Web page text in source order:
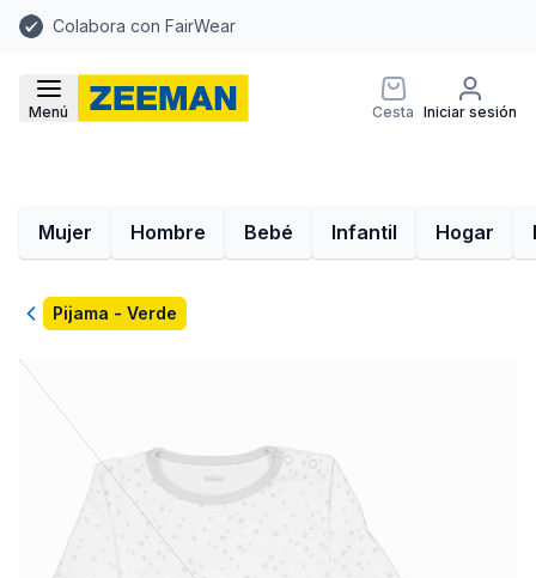
Colabora con FairWear
Menú Cesta Iniciar sesión
Mujer Hombre Bebé Infantil Hogar
VolverPijama - Verde